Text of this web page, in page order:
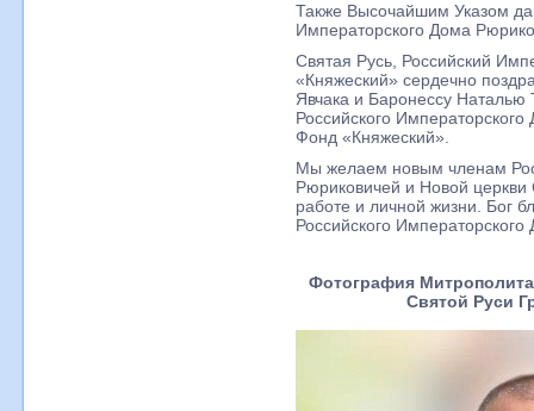
Также Высочайшим Указом
Императорского Дома
Святая Русь, Российский
«Княжеский» сердечно
Явчака и Баронессу Наталью
Российского
Фонд «Княжеский».
Мы желаем новым членам
Рюриковичей и Новой церкви
работе и личной жизни. Бог
Российского
Фотография
Святой Руси